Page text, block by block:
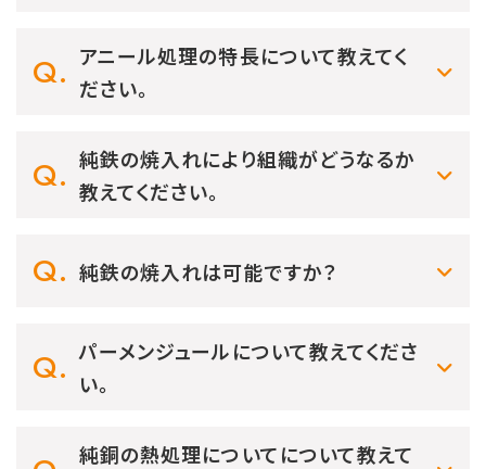
アニール処理の特長について教えてく
ださい。
純鉄の焼入れにより組織がどうなるか
教えてください。
純鉄の焼入れは可能ですか？
パーメンジュールについて教えてくださ
い。
純銅の熱処理についてについて教えて